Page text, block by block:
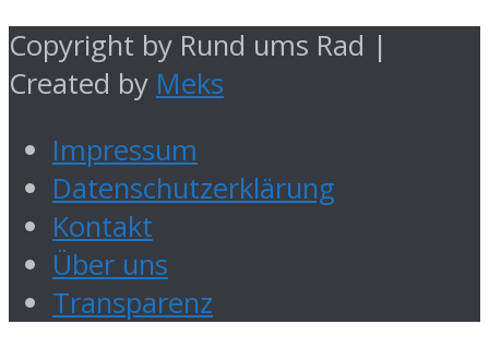
Copyright by Rund ums Rad |
Created by Meks
Impressum
Datenschutzerklärung
Kontakt
Über uns
Transparenz